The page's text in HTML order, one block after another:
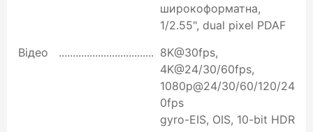
широкоформатна,
1/2.55", dual pixel PDAF
Відео
8K@30fps,
4K@24/30/60fps,
1080p@24/30/60/120/24
0fps
gyro-EIS, OIS, 10-bit HDR